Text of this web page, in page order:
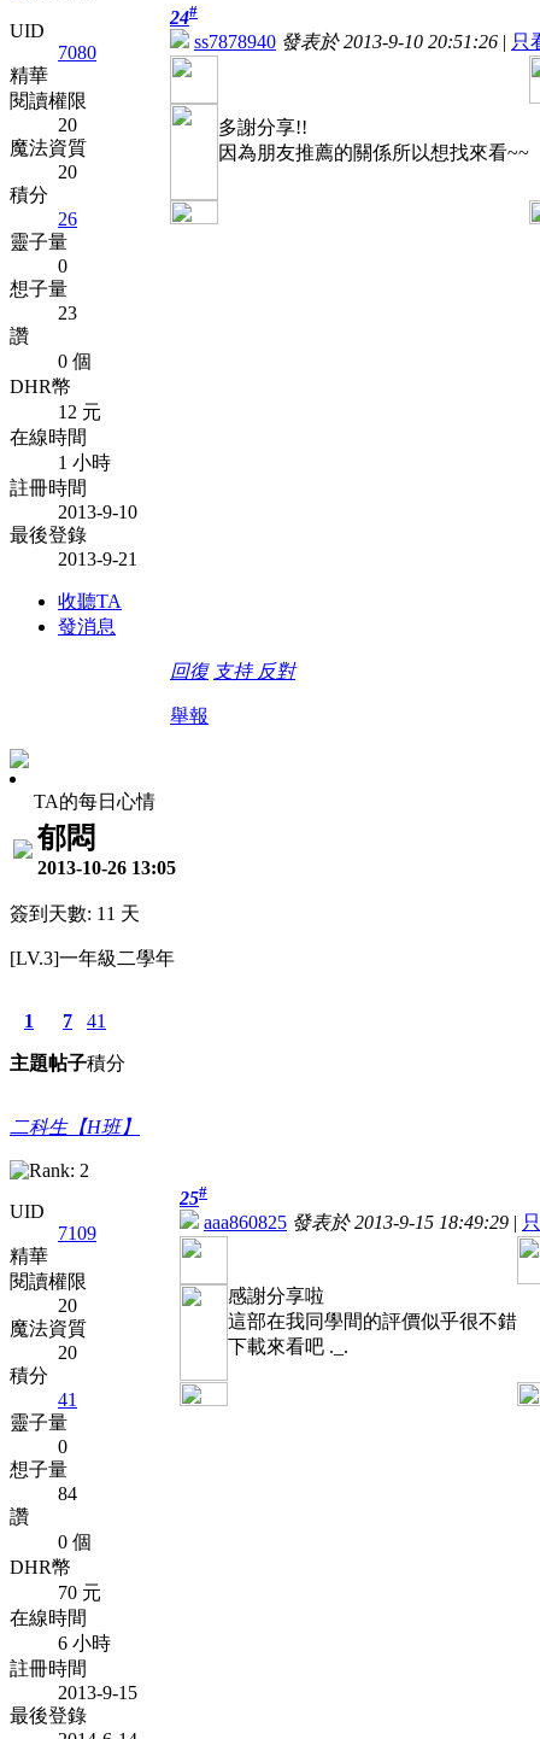
UID
7080
精華
閱讀權限
20
魔法資質
20
積分
26
靈子量
0
想子量
23
讚
0 個
DHR幣
12 元
在線時間
1 小時
註冊時間
2013-9-10
最後登錄
2013-9-21
收聽TA
發消息
24#
ss7878940 發表於 2013-9-10 20:51:26 | 只
多謝分享!!
因為朋友推薦的關係所以想找來看~~
回復 支持 反對
舉報
TA的每日心情
郁悶
2013-10-26 13:05
簽到天數: 11 天
[LV.3]一年級二學年
1
主題
7
帖子
41
積分
二科生【H班】
UID
7109
精華
閱讀權限
20
魔法資質
20
積分
41
靈子量
0
想子量
84
讚
0 個
DHR幣
70 元
在線時間
6 小時
註冊時間
2013-9-15
最後登錄
25#
aaa860825 發表於 2013-9-15 18:49:29 |
感謝分享啦
這部在我同學間的評價似乎很不錯
下載來看吧 ._.